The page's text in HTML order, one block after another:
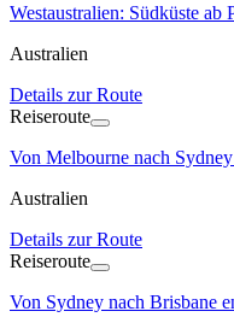
Westaustralien: Südküste ab
Australien
Details zur Route
Reiseroute
Von Melbourne nach
Australien
Details zur Route
Reiseroute
Von Sydney nach Brisbane